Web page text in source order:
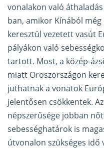
vonalakon való
ban, amikor Kínából
keresztül vezetett vasút
pályákon való
tartott. Most, a közép-
miatt Oroszországon
juthatnak a vonatok
jelentősen csökkentek.
népszerűsége jobban
sebességhatárok is
útvonalon szükséges